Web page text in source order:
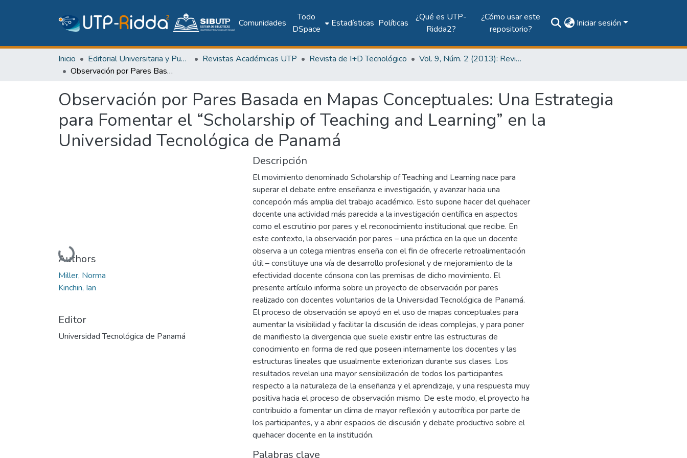
Comunidades
Todo
DSpace
Estadísticas Políticas
¿Qué es UTP-
Ridda2?
¿Cómo usar este
repositorio?
Iniciar sesión
Inicio Editorial Universitaria y Publicaciones Seriadas Revistas Académicas UTP Revista de I+D Tecnológico
Vol. 9, Núm. 2 (2013): Revista I+D Tecnológico
Observación por Pares Basada en Mapas Conceptuales: Una Estrategia para Fomentar el “Scholarship of Teaching and Learning” en la Universidad Tecnológica de Panamá
Observación por Pares Basada en Mapas Conceptuales: Una Estrategia
para Fomentar el “Scholarship of Teaching and Learning” en la
Universidad Tecnológica de Panamá
Cargando...
Authors
Miller, Norma
Kinchin, Ian
Editor
Universidad Tecnológica de Panamá
Descripción
El movimiento denominado Scholarship of Teaching and Learning nace para
superar el debate entre enseñanza e investigación, y avanzar hacia una
concepción más amplia del trabajo académico. Esto supone hacer del quehacer
docente una actividad más parecida a la investigación científica en aspectos
como el escrutinio por pares y el reconocimiento institucional que recibe. En
este contexto, la observación por pares – una práctica en la que un docente
observa a un colega mientras enseña con el fin de ofrecerle retroalimentación
útil – constituye una vía de desarrollo profesional y de mejoramiento de la
efectividad docente cónsona con las premisas de dicho movimiento. El
presente artículo informa sobre un proyecto de observación por pares
realizado con docentes voluntarios de la Universidad Tecnológica de Panamá.
El proceso de observación se apoyó en el uso de mapas conceptuales para
aumentar la visibilidad y facilitar la discusión de ideas complejas, y para poner
de manifiesto la divergencia que suele existir entre las estructuras de
conocimiento en forma de red que poseen internamente los docentes y las
estructuras lineales que usualmente exteriorizan durante sus clases. Los
resultados revelan una mayor sensibilización de todos los participantes
respecto a la naturaleza de la enseñanza y el aprendizaje, y una respuesta muy
positiva hacia el proceso de observación mismo. De este modo, el proyecto ha
contribuido a fomentar un clima de mayor reflexión y autocrítica por parte de
los participantes, y a abrir espacios de discusión y debate productivo sobre el
quehacer docente en la institución.
Palabras clave